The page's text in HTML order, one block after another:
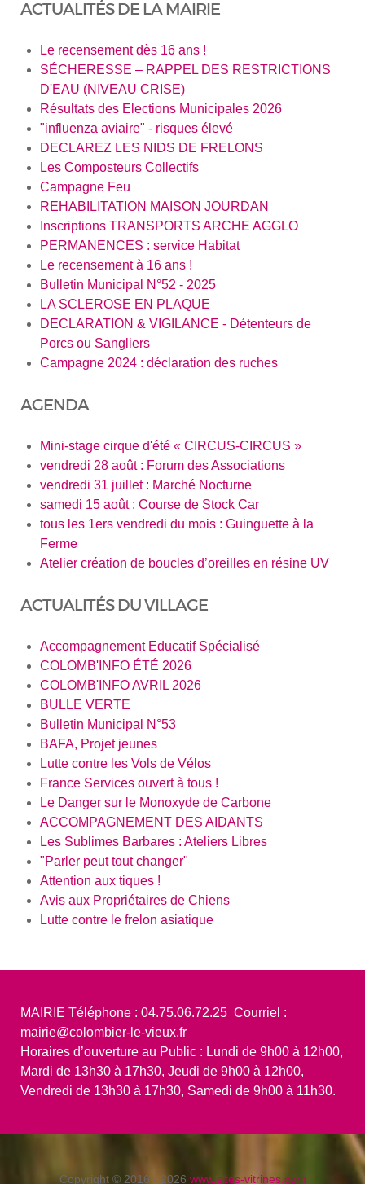
ACTUALITÉS DE LA MAIRIE
Le recensement dès 16 ans !
SÉCHERESSE – RAPPEL DES RESTRICTIONS
D'EAU (NIVEAU CRISE)
Résultats des Elections Municipales 2026
"influenza aviaire" - risques élevé
DECLAREZ LES NIDS DE FRELONS
Les Composteurs Collectifs
Campagne Feu
REHABILITATION MAISON JOURDAN
Inscriptions TRANSPORTS ARCHE AGGLO
PERMANENCES : service Habitat
Le recensement à 16 ans !
Bulletin Municipal N°52 - 2025
LA SCLEROSE EN PLAQUE
DECLARATION & VIGILANCE - Détenteurs de
Porcs ou Sangliers
Campagne 2024 : déclaration des ruches
AGENDA
Mini-stage cirque d'été « CIRCUS-CIRCUS »
vendredi 28 août : Forum des Associations
vendredi 31 juillet : Marché Nocturne
samedi 15 août : Course de Stock Car
tous les 1ers vendredi du mois : Guinguette à la
Ferme
Atelier création de boucles d’oreilles en résine UV
ACTUALITÉS DU VILLAGE
Accompagnement Educatif Spécialisé
COLOMB'INFO ÉTÉ 2026
COLOMB'INFO AVRIL 2026
BULLE VERTE
Bulletin Municipal N°53
BAFA, Projet jeunes
Lutte contre les Vols de Vélos
France Services ouvert à tous !
Le Danger sur le Monoxyde de Carbone
ACCOMPAGNEMENT DES AIDANTS
Les Sublimes Barbares : Ateliers Libres
"Parler peut tout changer"
Attention aux tiques !
Avis aux Propriétaires de Chiens
Lutte contre le frelon asiatique
MAIRIE Téléphone : 04.75.06.72.25 Courriel :
mairie@colombier-le-vieux.fr
Horaires d’ouverture au Public : Lundi de 9h00 à 12h00,
Mardi de 13h30 à 17h30, Jeudi de 9h00 à 12h00,
Vendredi de 13h30 à 17h30, Samedi de 9h00 à 11h30.
Copyright © 2016 - 2026 www.sites-vitrines.com